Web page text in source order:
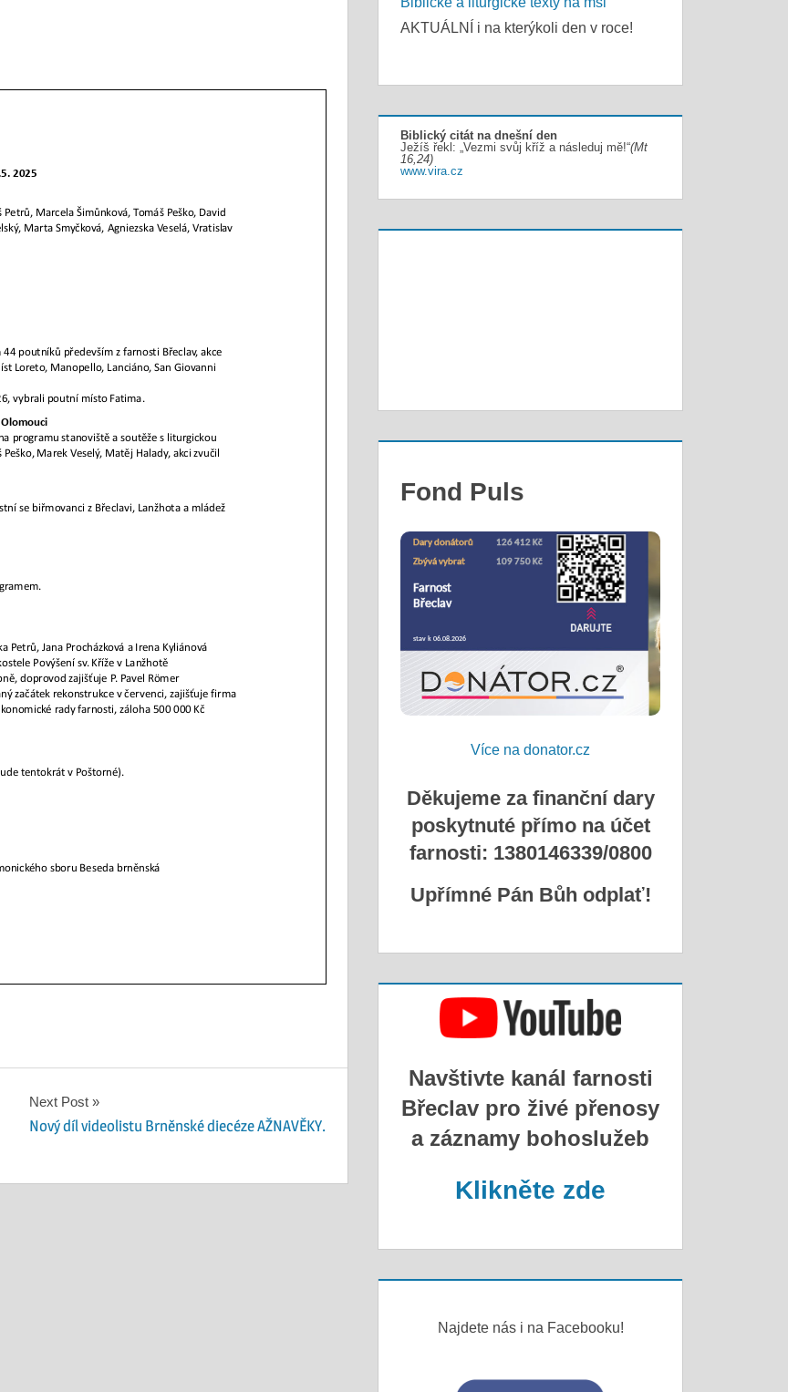
Next Post
Nový díl videolistu Brněnské diecéze AŽNAVĚKY.
AKTUÁLNÍ i na kterýkoli den v roce!
Biblický citát na dnešní den
Ježíš řekl: „Vezmi svůj kříž a následuj mě!“(Mt
16,24)
www.vira.cz
Fond Puls
Více na donator.cz
Děkujeme za finanční dary
poskytnuté přímo na účet
farnosti: 1380146339/0800
Upřímné Pán Bůh odplať!
Navštivte kanál farnosti
Břeclav pro živé přenosy
a záznamy bohoslužeb
Klikněte zde
Najdete nás i na Facebooku!